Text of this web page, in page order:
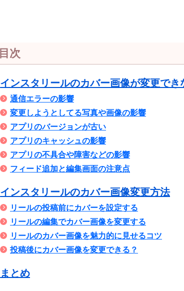
目次
インスタリールのカバー画像が変更でき
通信エラーの影響
変更しようとしてる写真や画像の影響
アプリのバージョンが古い
アプリのキャッシュの影響
アプリの不具合や障害などの影響
フィード追加と編集画面の注意点
インスタリールのカバー画像変更方法
リールの投稿前にカバーを設定する
リールの編集でカバー画像を変更する
リールのカバー画像を魅力的に見せるコツ
投稿後にカバー画像を変更できる？
まとめ